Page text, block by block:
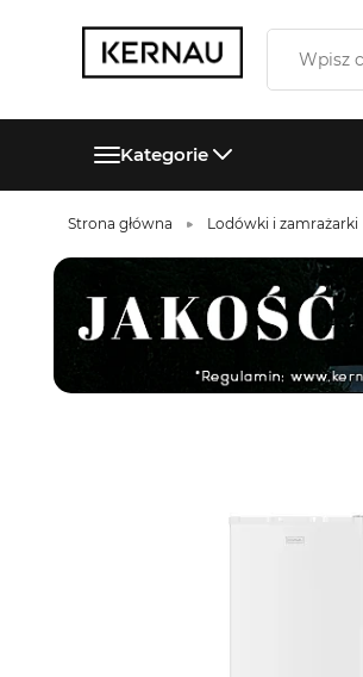
Kategorie
Strona główna Lodówki i zamrażarki